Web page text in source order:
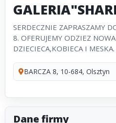
SERDECZNIE ZAPRASZAMY
8. OFERUJEMY ODZIEZ NOWA I PRAWIE NOWA
BARCZA 8, 10-684, Olsztyn
Dane firmy